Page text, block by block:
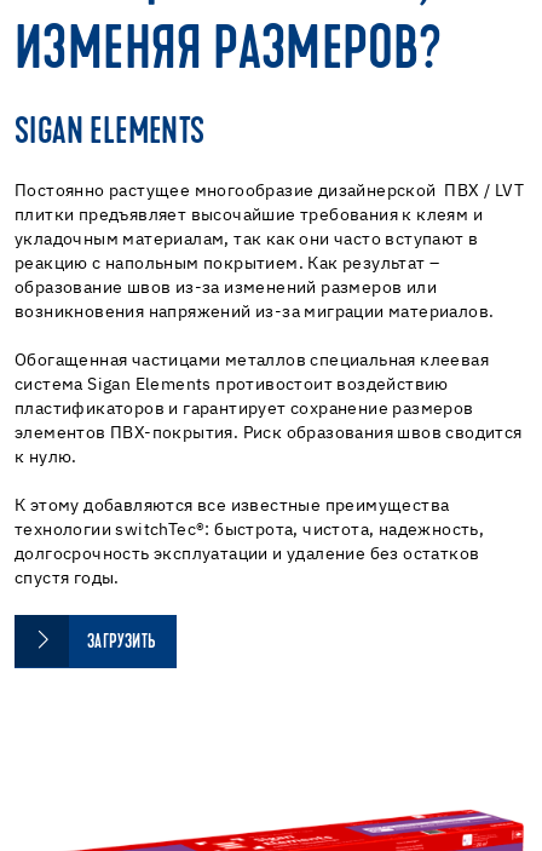
ИЗМЕНЯЯ РАЗМЕРОВ?
SIGAN ELEMENTS
Постоянно растущее многообразие дизайнерской ПВХ / LVT
плитки предъявляет высочайшие требования к клеям и
укладочным материалам, так как они часто вступают в
реакцию с напольным покрытием. Как результат –
образование швов из-за изменений размеров или
возникновения напряжений из-за миграции материалов.
Обогащенная частицами металлов специальная клеевая
система Sigan Elements противостоит воздействию
пластификаторов и гарантирует сохранение размеров
элементов ПВХ-покрытия. Риск образования швов сводится
к нулю.
К этому добавляются все известные преимущества
технологии switchTec®: быстрота, чистота, надежность,
долгосрочность эксплуатации и удаление без остатков
спустя годы.
ЗАГРУЗИТЬ